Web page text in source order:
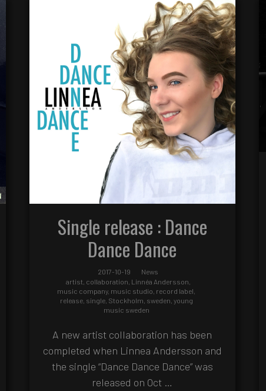
Single release : Dance
Dance Dance
2017-10-19
News
artist collaboration Linnéa Andersson
music company, music studio record label
release, single, Stockholm sweden young
music sweden
A new artist collaboration has been
completed when Linnea Andersson and
the single “Dance Dance Dance” was
released on Oct …